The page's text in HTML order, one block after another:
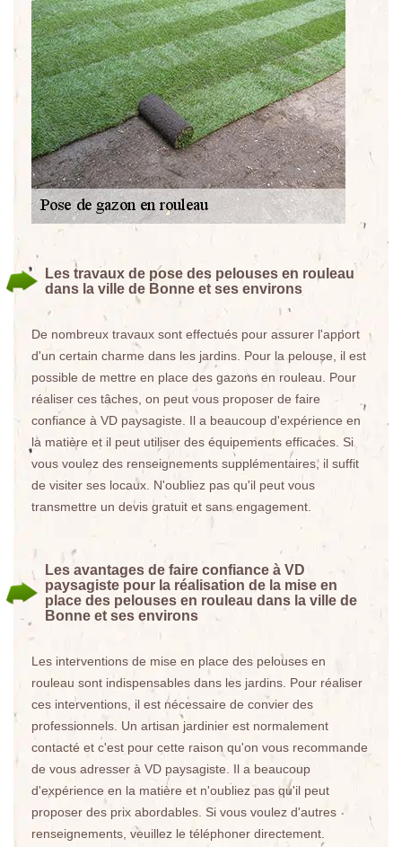
Les travaux de pose des pelouses en rouleau
dans la ville de Bonne et ses environs
De nombreux travaux sont effectués pour assurer l'apport
d'un certain charme dans les jardins. Pour la pelouse, il est
possible de mettre en place des gazons en rouleau. Pour
réaliser ces tâches, on peut vous proposer de faire
confiance à VD paysagiste. Il a beaucoup d'expérience en
la matière et il peut utiliser des équipements efficaces. Si
vous voulez des renseignements supplémentaires, il suffit
de visiter ses locaux. N'oubliez pas qu'il peut vous
transmettre un devis gratuit et sans engagement.
Les avantages de faire confiance à VD
paysagiste pour la réalisation de la mise en
place des pelouses en rouleau dans la ville de
Bonne et ses environs
Les interventions de mise en place des pelouses en
rouleau sont indispensables dans les jardins. Pour réaliser
ces interventions, il est nécessaire de convier des
professionnels. Un artisan jardinier est normalement
contacté et c'est pour cette raison qu'on vous recommande
de vous adresser à VD paysagiste. Il a beaucoup
d'expérience en la matière et n'oubliez pas qu'il peut
proposer des prix abordables. Si vous voulez d'autres
renseignements, veuillez le téléphoner directement.